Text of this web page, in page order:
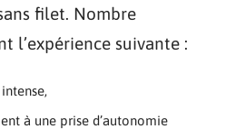
filet. Nombre
l’expérience suivante :
à une prise d’autonomie